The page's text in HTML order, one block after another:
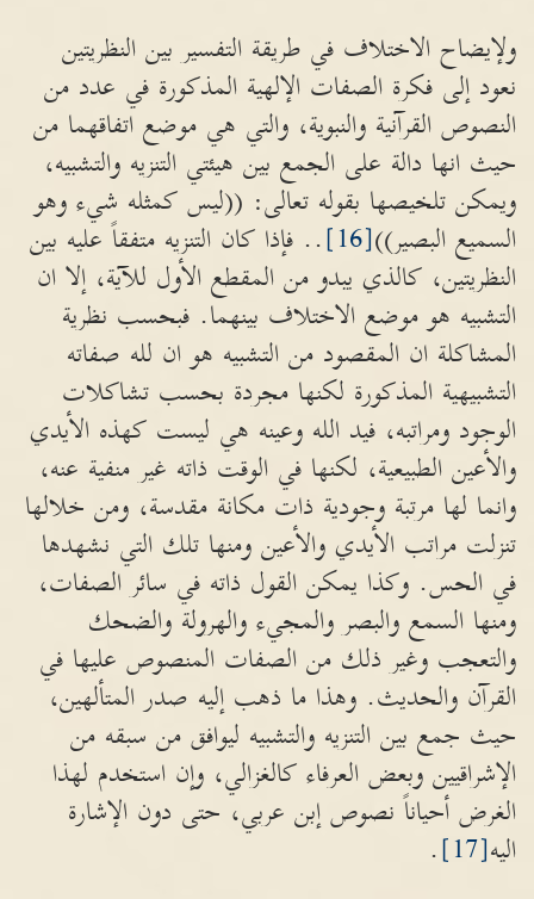
ولإيضاح الاختلاف في طريقة التفسير بين النظريتين
نعود إلى فكرة الصفات الإلهية المذكورة في عدد من
النصوص القرآنية والنبوية، والتي هي موضع اتفاقهما من
حيث انها دالة على الجمع بين هيئتي التنزيه والتشبيه،
ويمكن تلخيصها بقوله تعالى: ((ليس كمثله شيء وهو
السميع البصير))[16]
.. فإذا كان التنزيه متفقاً عليه بين
النظريتين، كالذي يبدو من المقطع الأول للآية، إلا ان
التشبيه هو موضع الاختلاف بينهما. فبحسب نظرية
المشاكلة ان المقصود من التشبيه هو ان لله صفاته
التشبيهية المذكورة لكنها مجردة بحسب تشاكلات
الوجود ومراتبه، فيد الله وعينه هي ليست كهذه الأيدي
والأعين الطبيعية، لكنها في الوقت ذاته غير منفية عنه،
وانما لها مرتبة وجودية ذات مكانة مقدسة، ومن خلالها
تنزلت مراتب الأيدي والأعين ومنها تلك التي نشهدها
في الحس. وكذا يمكن القول ذاته في سائر الصفات،
ومنها السمع والبصر والمجيء والهرولة والضحك
والتعجب وغير ذلك من الصفات المنصوص عليها في
القرآن والحديث. وهذا ما ذهب إليه صدر المتألهين،
حيث جمع بين التنزيه والتشبيه ليوافق من سبقه من
الإشراقيين وبعض العرفاء كالغزالي، وإن استخدم لهذا
الغرض أحياناً نصوص إبن عربي، حتى دون الإشارة
اليه[17]
.